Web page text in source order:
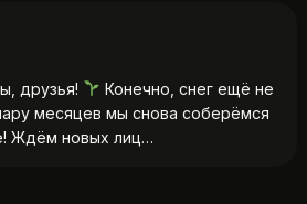
друзья!
Конечно, снег ещё не
месяцев мы снова соберёмся
Ждём новых лиц…